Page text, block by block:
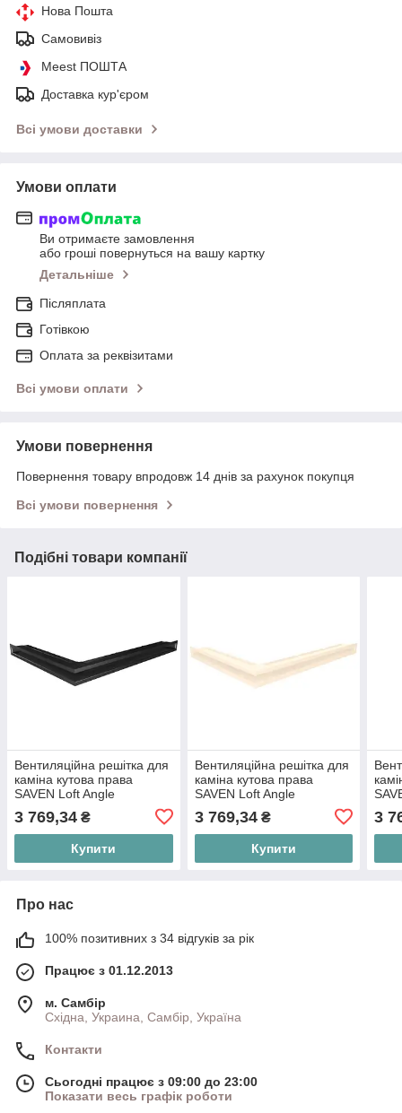
Нова Пошта
Самовивіз
Meest ПОШТА
Доставка кур'єром
Всі умови доставки
Умови оплати
Ви отримаєте замовлення
або гроші повернуться на вашу картку
Детальніше
Післяплата
Готівкою
Оплата за реквізитами
Всі умови оплати
Умови повернення
Повернення товару впродовж 14 днів за рахунок покупця
Всі умови повернення
Подібні товари компанії
Вентиляційна решітка для
каміна кутова права
SAVEN Loft Angle
3 769,34 ₴
Купити
Вентиляційна решітка для
каміна кутова права
SAVEN Loft Angle
3 769,34₴
Купити
3
Про нас
100% позитивних з 34 відгуків за рік
Працює з 01.12.2013
м. Самбір
Східна, Украина, Самбір, Україна
Контакти
Сьогодні працює з 09:00 до 23:00
Показати весь графік роботи